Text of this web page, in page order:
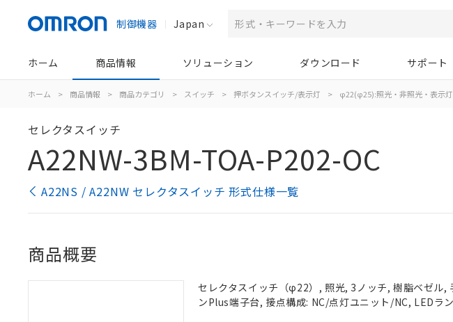
制御機器 Japan
ホーム 商品情報 ソリューション ダウンロード サポート
ホーム > 商品情報 > 商品カテゴリ > スイッチ > 押ボタンスイッチ/表示灯 > φ22(φ25):照光・非照光・表示灯
セレクタスイッチ
A22NW-3BM-TOA-P202-OC
A22NS / A22NW セレクタスイッチ 形式仕様一覧
商品概要
セレクタスイッチ（φ22）, 照光, 3ノッチ, 樹脂ベゼル,
ンPlus端子台, 接点構成: NC/点灯ユニット/NC, LEDラ